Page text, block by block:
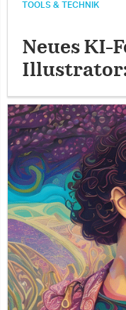
TOOLS & TECHNIK
Neues KI-
Illustrator: